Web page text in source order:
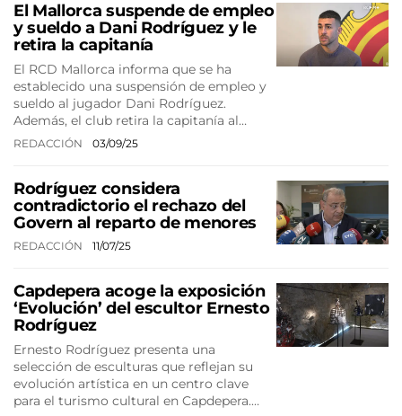
El Mallorca suspende de empleo
y sueldo a Dani Rodríguez y le
retira la capitanía
El RCD Mallorca informa que se ha
establecido una suspensión de empleo y
sueldo al jugador Dani Rodríguez.
Además, el club retira la capitanía al…
REDACCIÓN 03/09/25
Rodríguez considera
contradictorio el rechazo del
Govern al reparto de menores
REDACCIÓN 11/07/25
Capdepera acoge la exposición
‘Evolución’ del escultor Ernesto
Rodríguez
Ernesto Rodríguez presenta una
selección de esculturas que reflejan su
evolución artística en un centro clave
para el turismo cultural en Capdepera.…